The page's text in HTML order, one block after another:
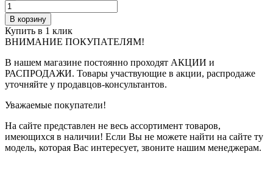
В корзину
Купить в 1 клик
ВНИМАНИЕ ПОКУПАТЕЛЯМ!
В нашем магазине постоянно проходят АКЦИИ и
РАСПРОДАЖИ. Товары участвующие в акции, распродаже
уточняйте у продавцов-консультантов.
Уважаемые покупатели!
На сайте представлен не весь ассортимент товаров,
имеющихся в наличии! Если Вы не можете найти на сайте ту
модель, которая Вас интересует, звоните нашим менеджерам.